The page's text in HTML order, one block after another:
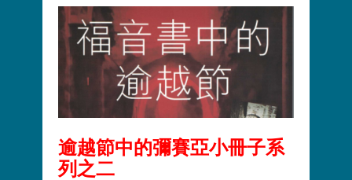
逾越節中的彌賽亞小冊子系
列之二